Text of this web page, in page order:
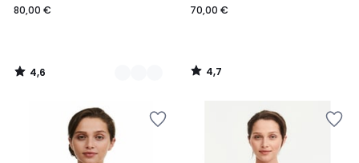
€.
80,00 €
4,6
/
70,00 €
4,7
/